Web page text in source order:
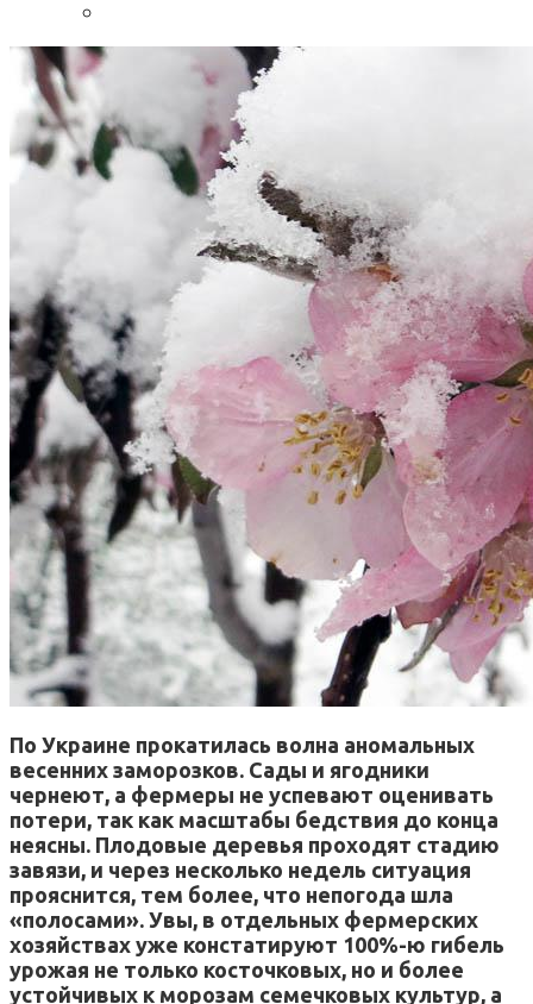
По Украине прокатилась волна аномальных
весенних заморозков. Сады и ягодники
чернеют, а фермеры не успевают оценивать
потери, так как масштабы бедствия до конца
неясны. Плодовые деревья проходят стадию
завязи, и через несколько недель ситуация
прояснится, тем более, что непогода шла
«полосами». Увы, в отдельных фермерских
хозяйствах уже констатируют 100%-ю гибель
урожая не только косточковых, но и более
устойчивых к морозам семечковых культур, а